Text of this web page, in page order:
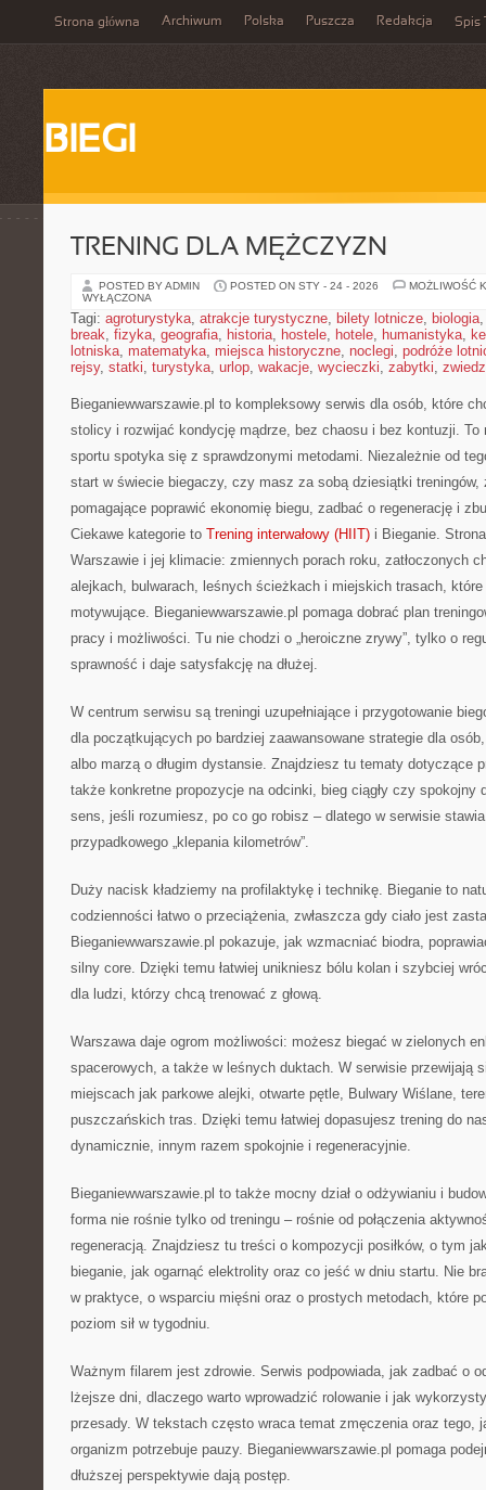
Strona główna Archiwum Polska Puszcza Redakcja Spis
BIEGI
TRENING DLA MĘŻCZYZN
POSTED BY ADMIN POSTED ON STY - 24 - 2026
MOŻLIWOŚĆ
WYŁĄCZONA
Tagi: agroturystyka, atrakcje turystyczne, bilety lotnicze, biologia
break, fizyka, geografia, historia, hostele, hotele, humanistyka,
lotniska, matematyka, miejsca historyczne, noclegi, podróże
rejsy, statki, turystyka, urlop, wakacje, wycieczki, zabytki,
Bieganiewwarszawie.pl to kompleksowy serwis dla osób, które
stolicy i rozwijać kondycję mądrze, bez chaosu i bez kontuzji. To
sportu spotyka się z sprawdzonymi metodami. Niezależnie od
start w świecie biegaczy, czy masz za sobą dziesiątki
pomagające poprawić ekonomię biegu, zadbać o regenerację i
Ciekawe kategorie to Trening interwałowy (HIIT) i Bieganie.
Warszawie i jej klimacie: zmiennych porach roku, zatłoczonych
alejkach, bulwarach, leśnych ścieżkach i miejskich trasach,
motywujące. Bieganiewwarszawie.pl pomaga dobrać plan
pracy i możliwości. Tu nie chodzi o „heroiczne zrywy”, tylko o
sprawność i daje satysfakcję na dłużej.
W centrum serwisu są treningi uzupełniające i przygotowanie
dla początkujących po bardziej zaawansowane strategie dla
albo marzą o długim dystansie. Znajdziesz tu tematy dotyczące
także konkretne propozycje na odcinki, bieg ciągły czy spokojny
sens, jeśli rozumiesz, po co go robisz – dlatego w serwisie
przypadkowego „klepania kilometrów”.
Duży nacisk kładziemy na profilaktykę i technikę. Bieganie to
codzienności łatwo o przeciążenia, zwłaszcza gdy ciało jest
Bieganiewwarszawie.pl pokazuje, jak wzmacniać biodra,
silny core. Dzięki temu łatwiej unikniesz bólu kolan i szybciej
dla ludzi, którzy chcą trenować z głową.
Warszawa daje ogrom możliwości: możesz biegać w zielonych
spacerowych, a także w leśnych duktach. W serwisie przewijają
miejscach jak parkowe alejki, otwarte pętle, Bulwary Wiślane,
puszczańskich tras. Dzięki temu łatwiej dopasujesz trening do
dynamicznie, innym razem spokojnie i regeneracyjnie.
Bieganiewwarszawie.pl to także mocny dział o odżywianiu i
forma nie rośnie tylko od treningu – rośnie od połączenia
regeneracją. Znajdziesz tu treści o kompozycji posiłków, o tym
bieganie, jak ogarnąć elektrolity oraz co jeść w dniu startu. Nie
w praktyce, o wsparciu mięśni oraz o prostych metodach, które
poziom sił w tygodniu.
Ważnym filarem jest zdrowie. Serwis podpowiada, jak zadbać o
lżejsze dni, dlaczego warto wprowadzić rolowanie i jak
przesady. W tekstach często wraca temat zmęczenia oraz tego,
organizm potrzebuje pauzy. Bieganiewwarszawie.pl pomaga
dłuższej perspektywie dają postęp.